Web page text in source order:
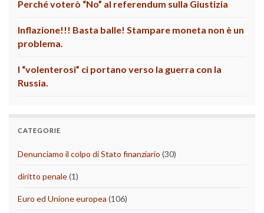
Perché voterò “No” al referendum sulla Giustizia
Inflazione!!! Basta balle! Stampare moneta non è un
problema.
I “volenterosi” ci portano verso la guerra con la
Russia.
CATEGORIE
Denunciamo il colpo di Stato finanziario (30)
diritto penale(1)
Euro ed Unione europea (106)